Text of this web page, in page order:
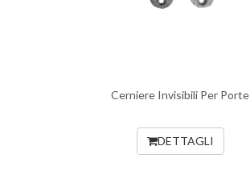
Cerniere Invisibili Per Porte
DETTAGLI